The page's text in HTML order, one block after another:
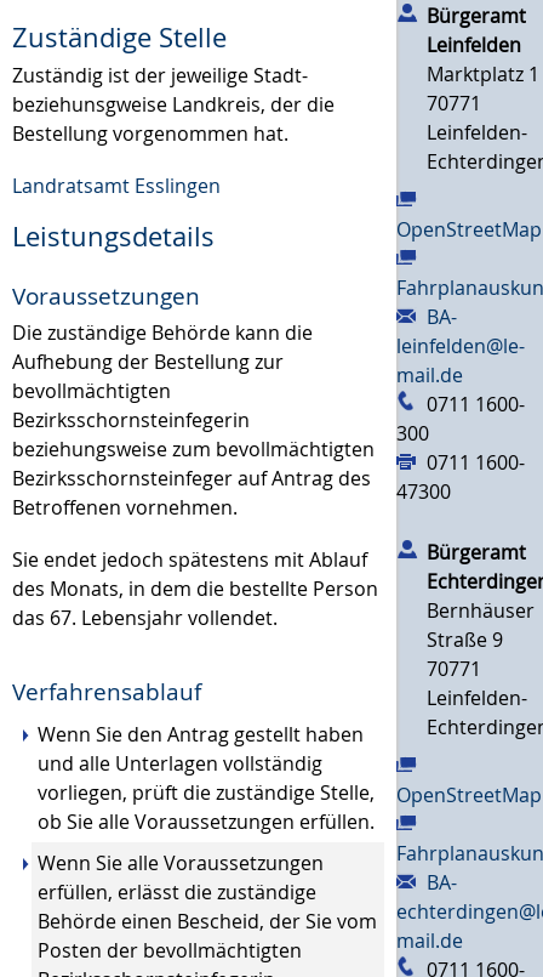
Zuständige Stelle
Zuständig ist der jeweilige Stadt-
beziehunsgweise Landkreis, der die
Bestellung vorgenommen hat.
Landratsamt Esslingen
Leistungsdetails
Voraussetzungen
Die zuständige Behörde kann die
Aufhebung der Bestellung zur
bevollmächtigten
Bezirksschornsteinfegerin
beziehungsweise zum bevollmächtigten
Bezirksschornsteinfeger auf Antrag des
Betroffenen vornehmen.
Sie endet jedoch spätestens mit Ablauf
des Monats, in dem die bestellte Person
das 67. Lebensjahr vollendet.
Verfahrensablauf
Wenn Sie den Antrag gestellt haben
und alle Unterlagen vollständig
vorliegen, prüft die zuständige Stelle,
ob Sie alle Voraussetzungen erfüllen.
Wenn Sie alle Voraussetzungen
erfüllen, erlässt die zuständige
Behörde einen Bescheid, der Sie vom
Posten der bevollmächtigten
Bürgeramt
Leinfelden
Marktplatz 1
70771
Leinfelden-
OpenStreetMap
BA-
leinfelden@le-
mail.de
0711 1600-
300
0711 1600-
47300
Bürgeramt
Bernhäuser
Straße 9
70771
Leinfelden-
OpenStreetMap
BA-
mail.de
0711 1600-